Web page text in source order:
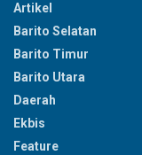
Artikel
Barito Selatan
Barito Timur
Barito Utara
Daerah
Ekbis
Feature